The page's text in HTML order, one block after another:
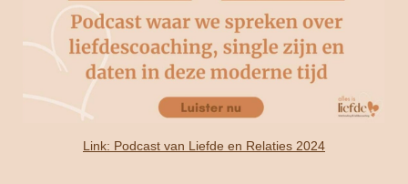
Link: Podcast van Liefde en Relaties 2024